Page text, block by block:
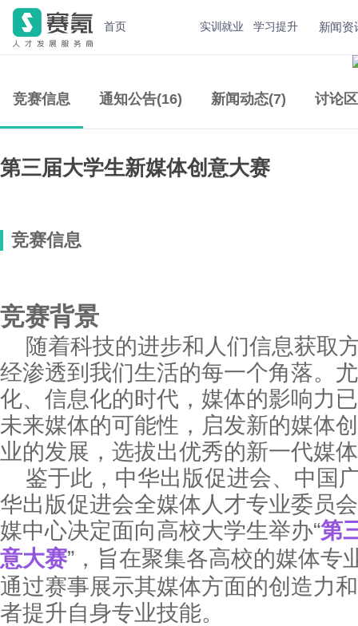
首页 实训就业 学习提升 新闻资
竞赛信息 通知公告(16) 新闻动态(7) 讨论
第三届大学生新媒体创意大赛
竞赛信息
竞赛背景
随着科技的进步和人们信息获取
经渗透到我们生活的每一个角落。
化、信息化的时代，媒体的影响力
未来媒体的可能性，启发新的媒体
业的发展，选拔出优秀的新一代媒
鉴于此，中华出版促进会、中国
华出版促进会全媒体人才专业委员
媒中心决定面向高校大学生举办“第
意大赛”，旨在聚集各高校的媒体专
通过赛事展示其媒体方面的创造力
者提升自身专业技能。